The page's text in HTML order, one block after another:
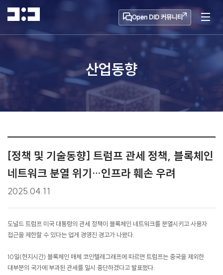
Open DID 커뮤니티
산업동향
[정책 및 기술동향] 트럼프 관세 정책, 블록체인
네트워크 분열 위기…인프라 훼손 우려
2025.04.11
도널드 트럼프 미국 대통령의 관세 정책이 블록체인 네트워크를 분열시키고 사용자
접근을 제한할 수 있다는 업게 경영진 경고가 나왔다.
10일(현지시간) 블록체인 매체 코인텔레그래프에 따르면 트럼프는 중국을 제외한
대부분의 국가에 부과된 관세를 일시 중단하겠다고 발표했다.